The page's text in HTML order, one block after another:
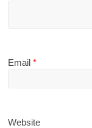
Email*
Website